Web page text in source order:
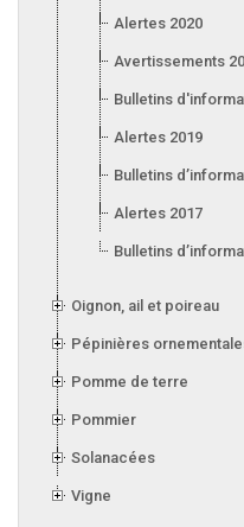
Alertes 2020
Avertissements
Bulletins
Alertes 2019
Bulletins
Alertes 2017
Bulletins
Oignon, ail et poireau
Pépinières
Pomme de terre
Pommier
Solanacées
Vigne